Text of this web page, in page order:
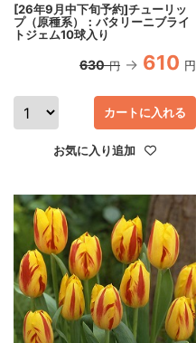
[26年9月中下旬予約]チューリッ
プ（原種系）：バタリーニブライ
トジェム10球入り
630 円 610 円
お気に入り追加
カートに入れる